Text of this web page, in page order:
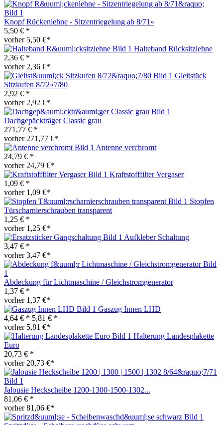
Knopf Rückenlehne - Sitzentriegelung ab 8/71»
5,50 € *
vorher 5,50 €*
Halteband Rücksitzlehne
2,36 € *
vorher 2,36 €*
Gleitstück
Sitzkufen 8/72»7/80
2,92 € *
vorher 2,92 €*
Dachgepäckträger Classic grau
271,77 € *
vorher 271,77 €*
Antenne verchromt
24,79 € *
vorher 24,79 €*
Kraftstofffilter Vergaser
1,09 € *
vorher 1,09 €*
Stopfen
Türscharnierschrauben transparent
1,25 € *
vorher 1,25 €*
Aufkleber Schaltung
3,47 € *
vorher 3,47 €*
Abdeckung für Lichtmaschine / Gleichstromgenerator
1,37 € *
vorher 1,37 €*
Gaszug Innen LHD
4,64 € * 5,81 € *
vorher 5,81 €*
Halterung Landesplakette
Euro
20,73 € *
vorher 20,73 €*
Jalousie Heckscheibe 1200-1300-1500-1302...
81,06 € *
vorher 81,06 €*